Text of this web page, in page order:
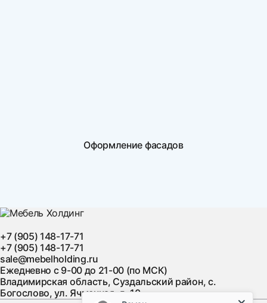
Оформление фасадов
+7 (905) 148-17-71
+7 (905) 148-17-71
sale@mebelholding.ru
Ежедневно с 9-00 до 21-00 (по МСК)
Владимирская область, Суздальский район, с.
Богослово, ул. Ячменная, д. 10